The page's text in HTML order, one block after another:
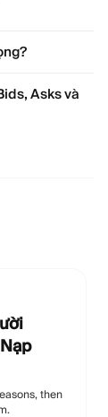
Asks và
then